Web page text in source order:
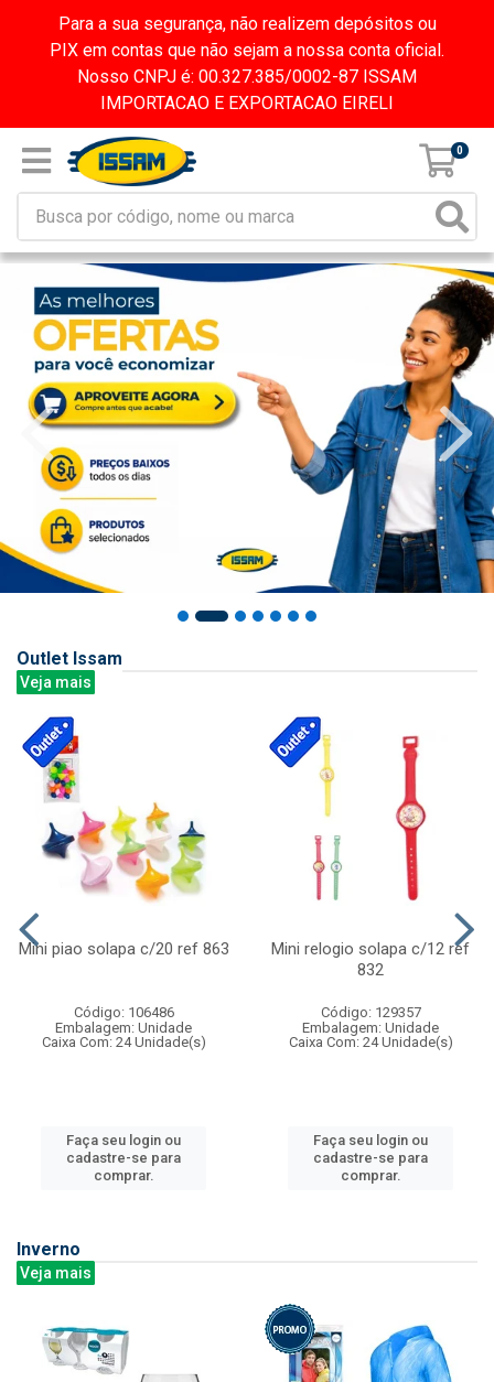
Para a sua segurança, não realizem depósitos ou
PIX em contas que não sejam a nossa conta oficial.
Nosso CNPJ é: 00.327.385/0002-87 ISSAM
IMPORTACAO E EXPORTACAO EIRELI
0
Outlet Issam
Veja mais
Mini piao solapa c/20 ref 863
Código: 106486
Embalagem: Unidade
Caixa Com: 24 Unidade(s)
Faça seu login ou
cadastre-se para
comprar.
Mini relogio solapa c/12 ref
832
Código: 129357
Embalagem: Unidade
Caixa Com: 24 Unidade(s)
Faça seu login ou
cadastre-se para
comprar.
Inverno
Veja mais